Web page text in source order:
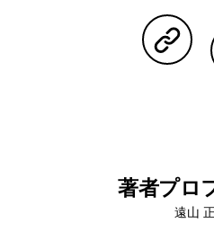
Copy
著者プロ
遠山